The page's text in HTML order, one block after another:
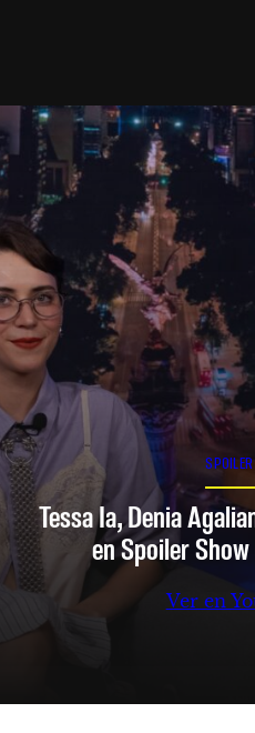
Tessa Ia, Denia
en Spoiler
Ver en